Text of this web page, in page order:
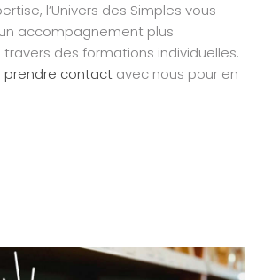
l’Univers des Simples vous
accompagnement plus
travers des formations individuelles.
prendre contact avec nous pour en